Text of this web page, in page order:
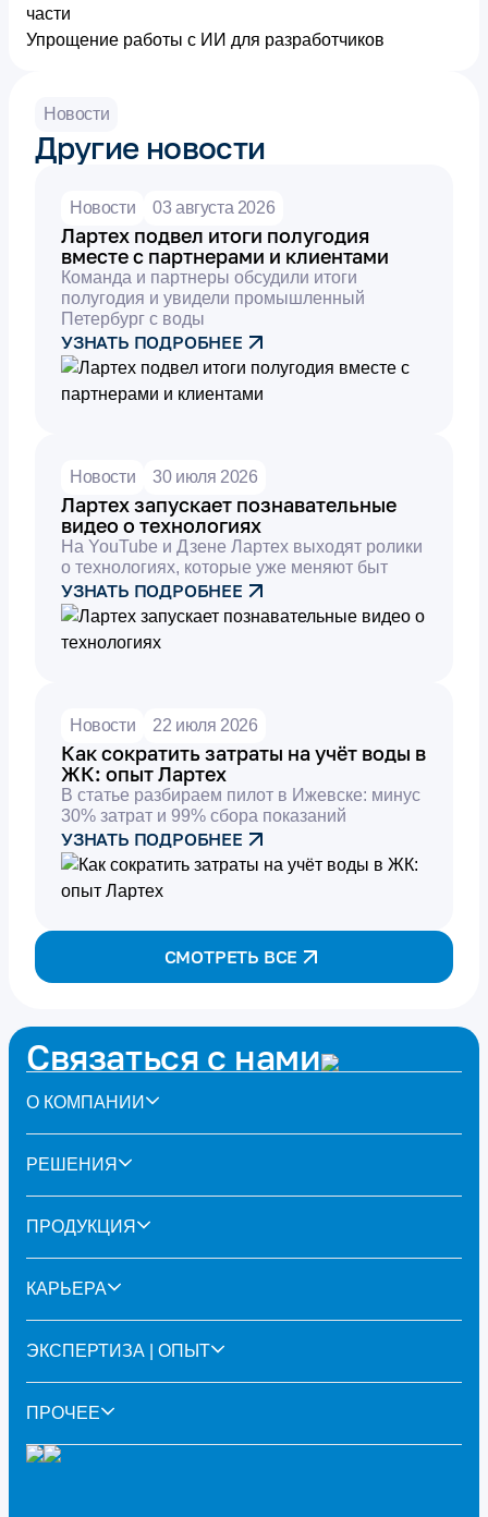
части
Упрощение работы с ИИ для разработчиков
Новости
Другие новости
Новости 03 августа 2026
Лартех подвел итоги полугодия
вместе с партнерами и клиентами
Команда и партнеры обсудили итоги
полугодия и увидели промышленный
Петербург с воды
УЗНАТЬ ПОДРОБНЕЕ
Новости 30 июля 2026
Лартех запускает познавательные
видео о технологиях
На YouTube и Дзене Лартех выходят ролики
о технологиях, которые уже меняют быт
УЗНАТЬ ПОДРОБНЕЕ
Новости 22 июля 2026
Как сократить затраты на учёт воды в
ЖК: опыт Лартех
В статье разбираем пилот в Ижевске: минус
30% затрат и 99% сбора показаний
УЗНАТЬ ПОДРОБНЕЕ
СМОТРЕТЬ ВСЕ
Связаться с нами
О КОМПАНИИ
РЕШЕНИЯ
ПРОДУКЦИЯ
КАРЬЕРА
ЭКСПЕРТИЗА | ОПЫТ
ПРОЧЕЕ